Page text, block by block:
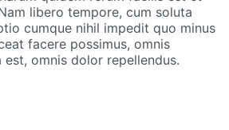
libero tempore, cum soluta
cumque nihil impedit quo minus
facere possimus, omnis
est, omnis dolor repellendus.